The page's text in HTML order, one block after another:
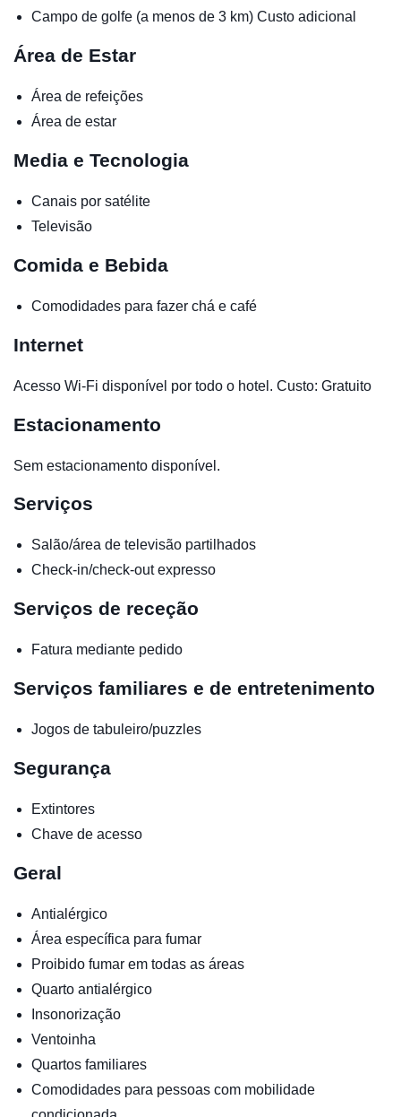
Campo de golfe (a menos de 3 km) Custo adicional
Área de Estar
Área de refeições
Área de estar
Media e Tecnologia
Canais por satélite
Televisão
Comida e Bebida
Comodidades para fazer chá e café
Internet
Acesso Wi-Fi disponível por todo o hotel. Custo: Gratuito
Estacionamento
Sem estacionamento disponível.
Serviços
Salão/área de televisão partilhados
Check-in/check-out expresso
Serviços de receção
Fatura mediante pedido
Serviços familiares e de entretenimento
Jogos de tabuleiro/puzzles
Segurança
Extintores
Chave de acesso
Geral
Antialérgico
Área específica para fumar
Proibido fumar em todas as áreas
Quarto antialérgico
Insonorização
Ventoinha
Quartos familiares
Comodidades para pessoas com mobilidade